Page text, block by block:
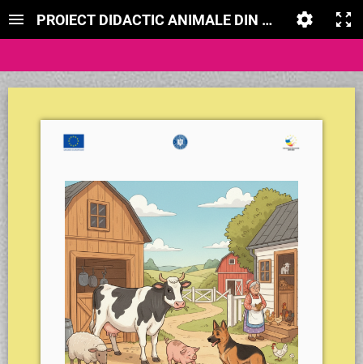
PROIECT DIDACTIC ANIMALE DIN OGRADĂ